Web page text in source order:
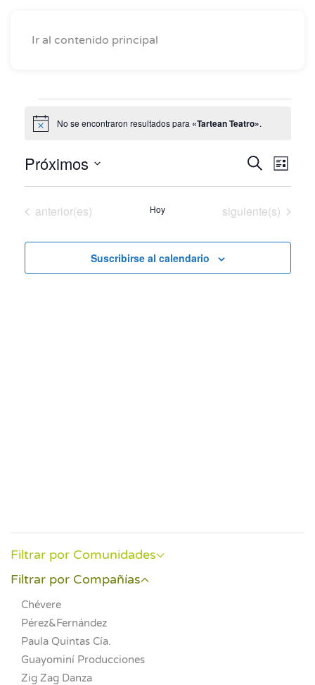
Ir al contenido principal
Eventos
Aviso No se encontraron resultados para «Tartean Teatro».
de
y
vistas
Buscar
de
Lista
Próximos
Seleccionar
Eventos
anterior(es) Hoy Eventos
siguiente(s)
Suscribirse al calendario
Filtrar por Comunidades
Filtrar por Compañías
Chévere
Pérez&Fernández
Paula Quintas Cía.
Guayominí Producciones
Zig Zag Danza